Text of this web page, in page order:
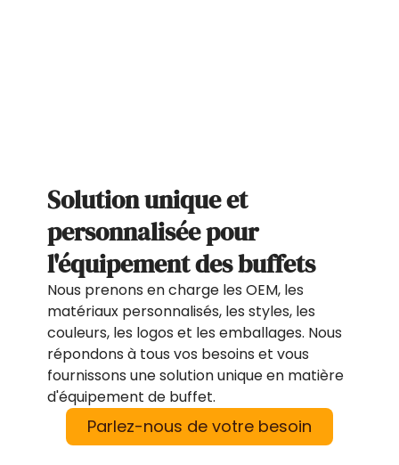
Solution unique et
personnalisée pour
l'équipement des buffets
Nous prenons en charge les OEM, les
matériaux personnalisés, les styles, les
couleurs, les logos et les emballages. Nous
répondons à tous vos besoins et vous
fournissons une solution unique en matière
d'équipement de buffet.
Parlez-nous de votre besoin